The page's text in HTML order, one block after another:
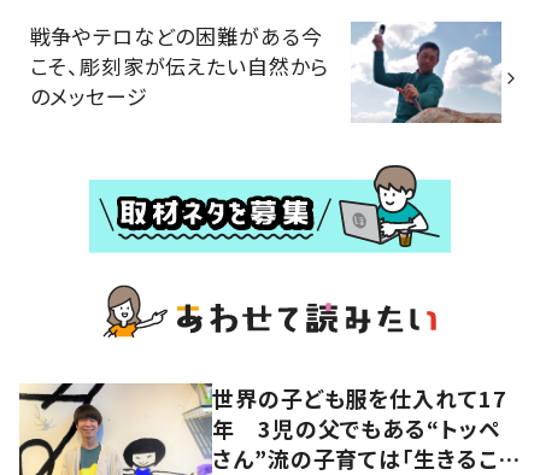
戦争やテロなどの困難がある今
こそ、彫刻家が伝えたい自然から
のメッセージ
世界の子ども服を仕入れて17
年 3児の父でもある“トッペ
さん”流の子育ては「生きること